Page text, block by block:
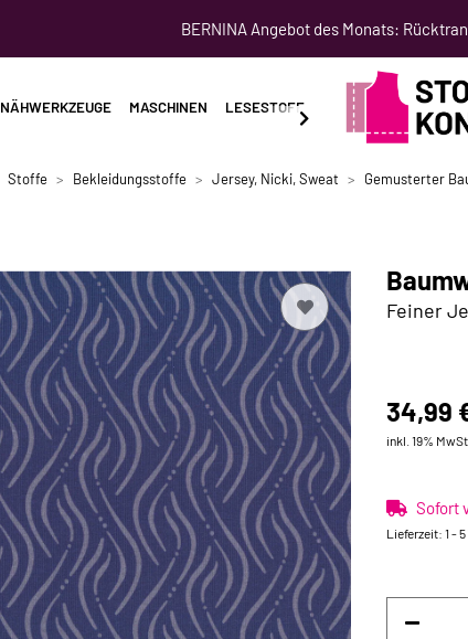
BERNINA Angebot des Monats:
NÄHWERKZEUGE MASCHINEN LESESTOFF SCHNITTMUSTER
Stoffe Bekleidungsstoffe Jersey, Nicki, Sweat Gemusterter
Feiner
34,99
inkl. 19%
Sofort
Lieferzeit: 1 -